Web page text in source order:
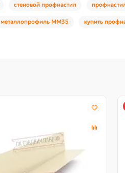
стеновой профнастил
металлопрофиль ММ35 купить